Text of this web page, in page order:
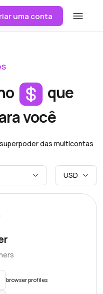
uma conta
que
você
das multicontas
USD
browser profiles